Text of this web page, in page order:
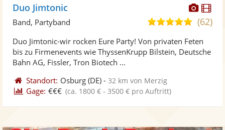
Fotos
Duo Jimtonic
5,0
5
(62)
Band, Partyband
Duo Jimtonic-wir rocken Eure Party! Von privaten Feten
bis zu Firmenevents wie ThyssenKrupp Bilstein, Deutsche
Bahn AG, Fissler, Tron Biotech ...
Standort: Osburg (DE) -32 km von Merzig
Gage: €€€ (ca. 1800 € - 3500 € pro Auftritt)